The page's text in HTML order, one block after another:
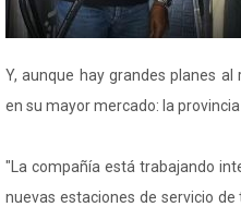
Y, aunque hay grandes planes
en su mayor mercado: la provincia
"La compañía está trabajando
nuevas estaciones de servicio